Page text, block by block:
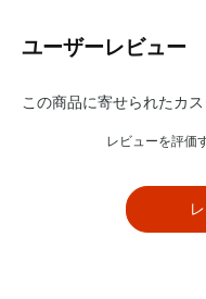
ユーザーレビュー
この商品に寄せられたカ
レビューを評価